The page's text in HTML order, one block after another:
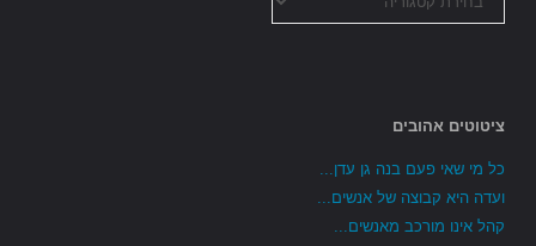
הקטגוריות
ציטוטים אהובים
כל מי שאי פעם בנה גן עדן...
ועדה היא קבוצה של אנשים...
קהל אינו מורכב מאנשים...